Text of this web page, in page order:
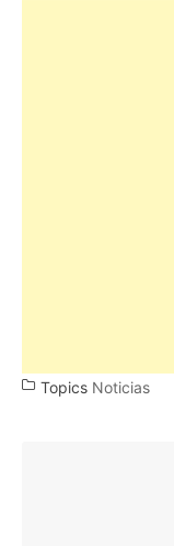
Topics Noticias